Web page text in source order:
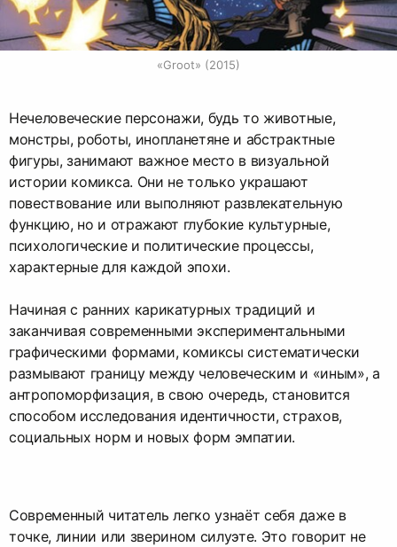
«Groot» (2015)
Нечеловеческие персонажи, будь то животные,
монстры, роботы, инопланетяне и абстрактные
фигуры, занимают важное место в визуальной
истории комикса. Они не только украшают
повествование или выполняют развлекательную
функцию, но и отражают глубокие культурные,
психологические и политические процессы,
характерные для каждой эпохи.
Начиная с ранних карикатурных традиций и
заканчивая современными экспериментальными
графическими формами, комиксы систематически
размывают границу между человеческим и «иным», а
антропоморфизация, в свою очередь, становится
способом исследования идентичности, страхов,
социальных норм и новых форм эмпатии.
Современный читатель легко узнаёт себя даже в
точке, линии или зверином силуэте. Это говорит не